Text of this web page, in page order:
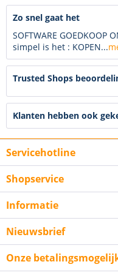
Zo snel gaat het
SOFTWARE GOEDKOOP
simpel is het : KOPEN...
Trusted Shops
Klanten hebben ook
Servicehotline
Shopservice
Informatie
Nieuwsbrief
Onze